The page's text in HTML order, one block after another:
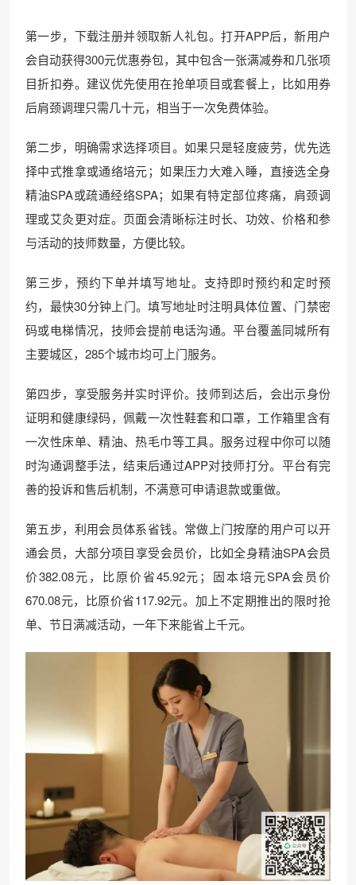
第一步，下载注册并领取新人礼包。打开APP后，新用户
会自动获得300元优惠券包，其中包含一张满减券和几张项
目折扣券。建议优先使用在抢单项目或套餐上，比如用券
后肩颈调理只需几十元，相当于一次免费体验。
第二步，明确需求选择项目。如果只是轻度疲劳，优先选
择中式推拿或通络培元；如果压力大难入睡，直接选全身
精油SPA或疏通经络SPA；如果有特定部位疼痛，肩颈调
理或艾灸更对症。页面会清晰标注时长、功效、价格和参
与活动的技师数量，方便比较。
第三步，预约下单并填写地址。支持即时预约和定时预
约，最快30分钟上门。填写地址时注明具体位置、门禁密
码或电梯情况，技师会提前电话沟通。平台覆盖同城所有
主要城区，285个城市均可上门服务。
第四步，享受服务并实时评价。技师到达后，会出示身份
证明和健康绿码，佩戴一次性鞋套和口罩，工作箱里含有
一次性床单、精油、热毛巾等工具。服务过程中你可以随
时沟通调整手法，结束后通过APP对技师打分。平台有完
善的投诉和售后机制，不满意可申请退款或重做。
第五步，利用会员体系省钱。常做上门按摩的用户可以开
通会员，大部分项目享受会员价，比如全身精油SPA会员
价382.08元，比原价省45.92元；固本培元SPA会员价
670.08元，比原价省117.92元。加上不定期推出的限时抢
单、节日满减活动，一年下来能省上千元。